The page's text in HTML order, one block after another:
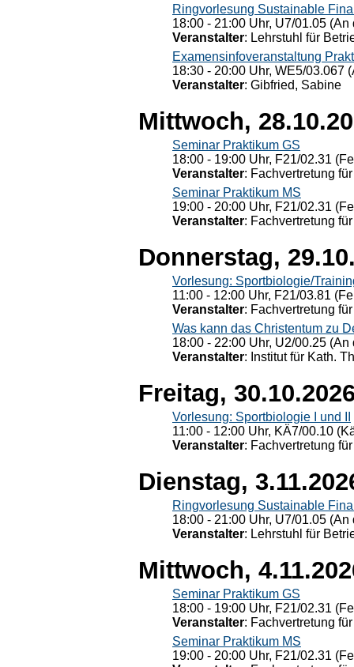
Ringvorlesung Sustainable
18:00 - 21:00 Uhr, U7/01.05
Veranstalter: Lehrstuhl für
Examensinfoveranstaltung
18:30 - 20:00 Uhr, WE5/03.067
Veranstalter: Gibfried, Sabine
Mittwoch,
Seminar Praktikum GS
18:00 - 19:00 Uhr, F21/02.31
Veranstalter: Fachvertretung
Seminar Praktikum MS
19:00 - 20:00 Uhr, F21/02.31
Veranstalter: Fachvertretung
Donnerstag,
Vorlesung: Sportbiologie/
11:00 - 12:00 Uhr, F21/03.81
Veranstalter: Fachvertretung
Was kann das Christentum zu
18:00 - 22:00 Uhr, U2/00.25
Veranstalter: Institut für Kath.
Freitag,
Vorlesung: Sportbiologie I und II
11:00 - 12:00 Uhr, KÄ7/00.10
Veranstalter: Fachvertretung
Dienstag,
Ringvorlesung Sustainable
18:00 - 21:00 Uhr, U7/01.05
Veranstalter: Lehrstuhl für
Mittwoch,
Seminar Praktikum GS
18:00 - 19:00 Uhr, F21/02.31
Veranstalter: Fachvertretung
Seminar Praktikum MS
19:00 - 20:00 Uhr, F21/02.31